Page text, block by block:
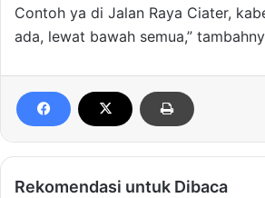
Contoh ya di Jalan Raya Ciater,
ada, lewat bawah semua,”
Rekomendasi untuk Dibaca